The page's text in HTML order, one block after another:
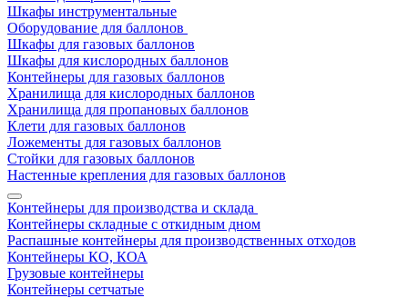
Шкафы инструментальные
Оборудование для баллонов
Шкафы для газовых баллонов
Шкафы для кислородных баллонов
Контейнеры для газовых баллонов
Хранилища для кислородных баллонов
Хранилища для пропановых баллонов
Клети для газовых баллонов
Ложементы для газовых баллонов
Стойки для газовых баллонов
Настенные крепления для газовых баллонов
Контейнеры для производства и склада
Контейнеры складные с откидным дном
Распашные контейнеры для производственных отходов
Контейнеры КО, КОА
Грузовые контейнеры
Контейнеры сетчатые